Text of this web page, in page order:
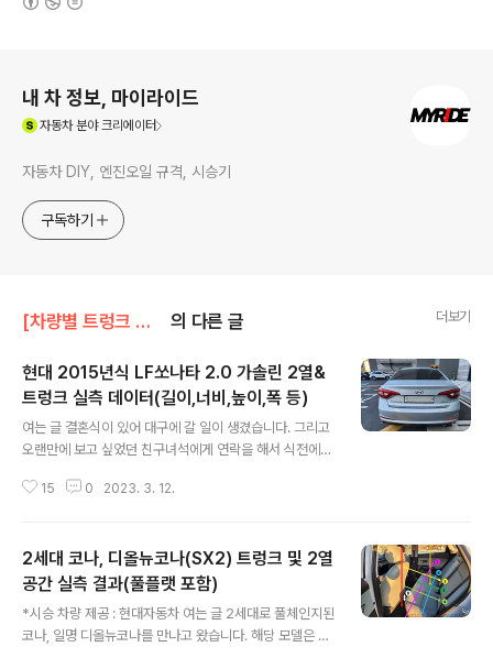
내 차 정보, 마이라이드
자동차분야 크리에이터
자동차 DIY, 엔진오일 규격, 시승기
구독하기
[차량별 트렁크 실측]/현대 트렁크 의 다른 글 더보기
현대 2015년식 LF쏘나타 2.0 가솔린 2열&
트렁크 실측 데이터(길이,너비,높이,폭 등)
여는 글 결혼식이 있어 대구에 갈 일이 생겼습니다. 그리고
오랜만에 보고 싶었던 친구녀석에게 연락을 해서 식전에
녀석 차량인 2015년식 LF쏘나타 2.0 가솔린 차량의 2열
는데 플랫폼(=바디)가 변경되면서 여러가지 장점도 있지만
공간의 손실이 있다는 의견도 있었기 때문에 상당히 궁금
하기도 했기 때문입니다. 애 키우는 아빠차인지라 차에 짐
이 많습니다. 양해해주세요 ㅎㅎ LF쏘나타 가솔린 2열 공
간 실측 헤드룸(바닥↔천장) : 117cm 헤드룸(시트↔천
15 0 2023. 3. 12.
2세대 코나, 디올뉴코나(SX2) 트렁크 및 2열
공간 실측 결과(풀플랫 포함)
*시승 차량 제공 : 현대자동차 여는 글 2세대로 풀체인지된
코나, 일명 디올뉴코나를 만나고 왔습니다. 해당 모델은 가